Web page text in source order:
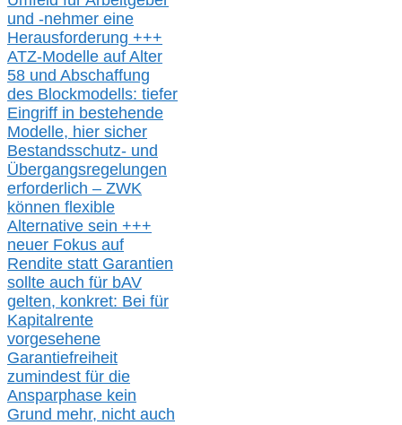
und -nehmer eine
Herausforderung +++
ATZ-Modelle auf Alter
58 und Abschaffung
des Blockmodells: tiefer
Eingriff in bestehende
Modelle, hier sicher
Bestandsschutz- und
Übergangsregelungen
erforderlich – ZWK
können flexible
Alternative sein +++
neuer Fokus auf
Rendite statt Garantien
sollte auch für bAV
gelten, konkret: Bei für
Kapitalrente
vorgesehene
Garantiefreiheit
zumindest für die
Ansparphase kein
Grund mehr, nicht auch